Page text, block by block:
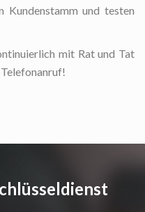
Kundenstamm und testen
mit Rat und Tat
Telefonanruf!